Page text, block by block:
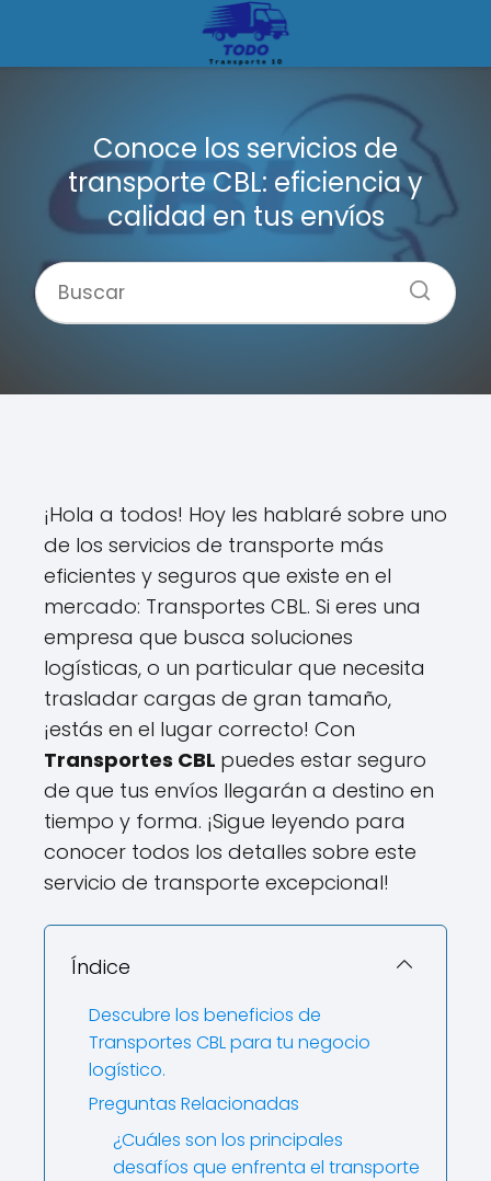
Conoce los servicios de
transporte CBL: eficiencia y
calidad en tus envíos
¡Hola a todos! Hoy les hablaré sobre uno
de los servicios de transporte más
eficientes y seguros que existe en el
mercado: Transportes CBL. Si eres una
empresa que busca soluciones
logísticas, o un particular que necesita
trasladar cargas de gran tamaño,
¡estás en el lugar correcto! Con
Transportes CBL puedes estar seguro
de que tus envíos llegarán a destino en
tiempo y forma. ¡Sigue leyendo para
conocer todos los detalles sobre este
servicio de transporte excepcional!
Índice
Descubre los beneficios de
Transportes CBL para tu negocio
logístico.
Preguntas Relacionadas
¿Cuáles son los principales
desafíos que enfrenta el transporte